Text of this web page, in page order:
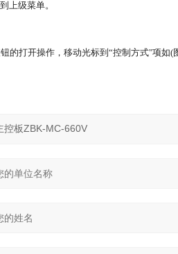
上级菜单。
的打开操作，移动光标到“控制方式"项如(